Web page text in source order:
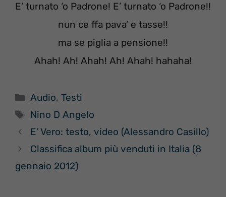
E’ turnato ‘o Padrone! E’ turnato ‘o Padrone!!
nun ce ffa pava’ e tasse!!
ma se piglia a pensione!!
Ahah! Ah! Ahah! Ah! Ahah! hahaha!
Categorie
Audio,Testi
Tag
Nino D Angelo
E’ Vero: testo, video (Alessandro Casillo)
Classifica album più venduti in Italia (8
gennaio 2012)